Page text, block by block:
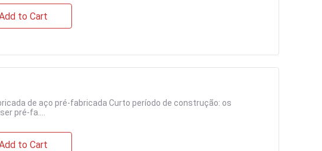
to Cart
de aço pré-fabricada Curto período de construção: os
pré-fa....
to Cart